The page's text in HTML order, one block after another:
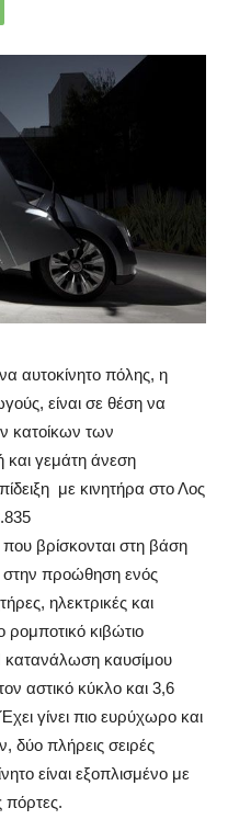
αυτοκίνητο πόλης, η
είναι σε θέση να
κατοίκων των
γεμάτη άνεση
με κινητήρα στο Λος
βρίσκονται στη βάση
στην προώθηση ενός
ηλεκτρικές και
ρομποτικό κιβώτιο
κατανάλωση καυσίμου
αστικό κύκλο και 3,6
γίνει πιο ευρύχωρο και
δύο πλήρεις σειρές
είναι εξοπλισμένο με
πόρτες.